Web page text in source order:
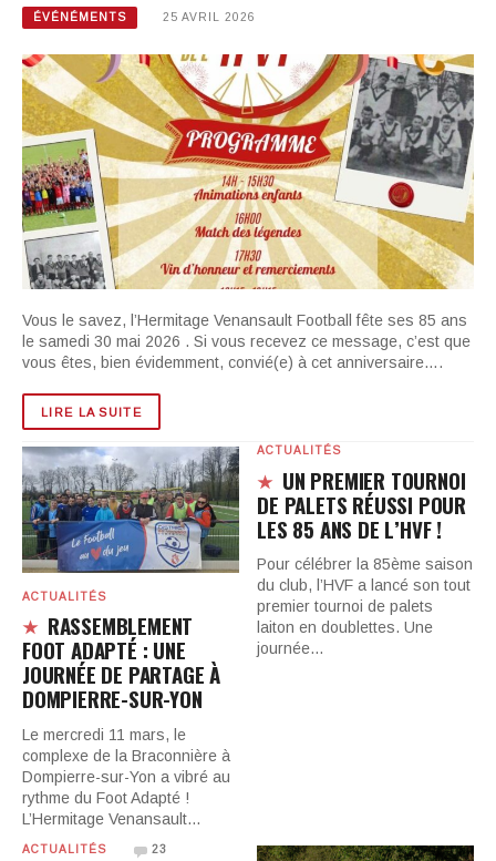
ÉVÉNÉMENTS 25 AVRIL 2026
Vous le savez, l’Hermitage Venansault Football fête ses 85 ans
le samedi 30 mai 2026 . Si vous recevez ce message, c’est que
vous êtes, bien évidemment, convié(e) à cet anniversaire….
LIRE LA SUITE
ACTUALITÉS
RASSEMBLEMENT
FOOT ADAPTÉ : UNE
JOURNÉE DE PARTAGE À
DOMPIERRE-SUR-YON
Le mercredi 11 mars, le
complexe de la Braconnière à
Dompierre-sur-Yon a vibré au
rythme du Foot Adapté !
L’Hermitage Venansault…
ACTUALITÉS
UN PREMIER TOURNOI
DE PALETS RÉUSSI POUR
LES 85 ANS DE L’HVF !
Pour célébrer la 85ème saison
du club, l’HVF a lancé son tout
premier tournoi de palets
laiton en doublettes. Une
journée…
ACTUALITÉS 23